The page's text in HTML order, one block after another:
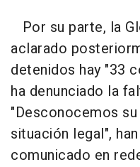
Por su parte, la
aclarado
detenidos hay "33
ha denunciado la
"Desconocemos
situación legal",
comunicado en